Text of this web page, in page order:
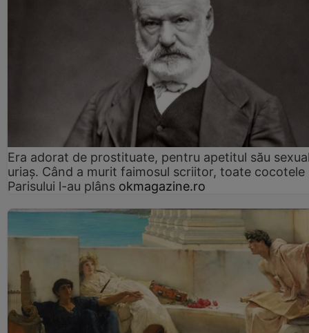
Era adorat de prostituate, pentru apetitul său
uriaș. Când a murit faimosul scriitor, toate cocotele
Parisului l-au plâns okmagazine.ro